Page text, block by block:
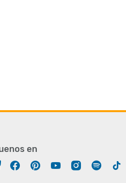
en
FacebookPinterestYouTubeInstagram
Spotify